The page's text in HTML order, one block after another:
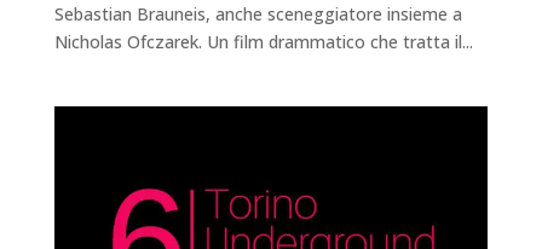
Sebastian Brauneis, anche sceneggiatore insieme a
Nicholas Ofczarek. Un film drammatico che tratta il...